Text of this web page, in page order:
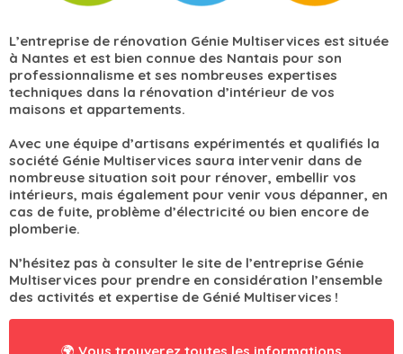
L’entreprise de rénovation Génie Multiservices est située
à Nantes et est bien connue des Nantais pour son
professionnalisme et ses nombreuses expertises
techniques dans la rénovation d’intérieur de vos
maisons et appartements.
Avec une équipe d’artisans expérimentés et qualifiés la
société Génie Multiservices saura intervenir dans de
nombreuse situation soit pour rénover, embellir vos
intérieurs, mais également pour venir vous dépanner, en
cas de fuite, problème d’électricité ou bien encore de
plomberie.
N’hésitez pas à consulter le site de l’entreprise Génie
Multiservices pour prendre en considération l’ensemble
des activités et expertise de Génié Multiservices !